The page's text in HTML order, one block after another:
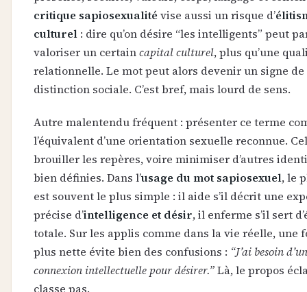
critique sapiosexualité vise aussi un risque d’
culturel : dire qu’on désire “les intelligents” peut
valoriser un certaincapital culturel, plus qu’une
relationnelle. Le mot peut alors devenir un signe de
distinction sociale. C’est bref, mais lourd de sens.
Autre malentendu fréquent : présenter ce terme
l’équivalent d’une orientation sexuelle reconnue.
brouiller les repères, voire minimiser d’autres
bien définies. Dans l’usage du mot sapiosexuel, le
est souvent le plus simple : il aide s’il décrit une
précise d’intelligence et désir, il enferme s’il sert
totale. Sur les applis comme dans la vie réelle, une
plus nette évite bien des confusions : “J’ai besoin
connexion intellectuelle pour désirer.”Là, le propos
classe pas.